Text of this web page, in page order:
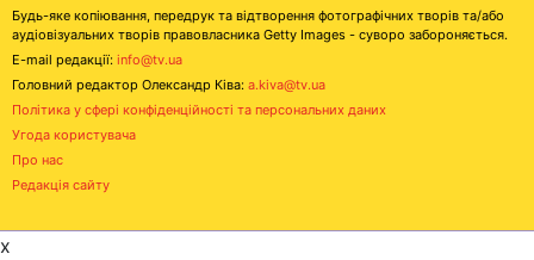
Будь-яке копіювання, передрук та відтворення фотографічних творів та/або
аудіовізуальних творів правовласника Getty Images - суворо забороняється.
E-mail редакції: info@tv.ua
Головний редактор Олександр Ківа: a.kiva@tv.ua
Політика у сфері конфіденційності та персональних даних
Угода користувача
Про нас
Редакція сайту
x